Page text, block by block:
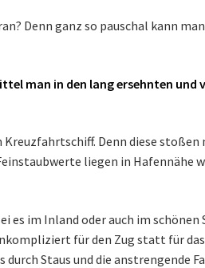
Denn ganz so pauschal kann
man in den lang ersehnten und
Denn diese stoßen
liegen in Hafennähe
im Inland oder auch im schönen
für den Zug statt für
Staus und die anstrengende